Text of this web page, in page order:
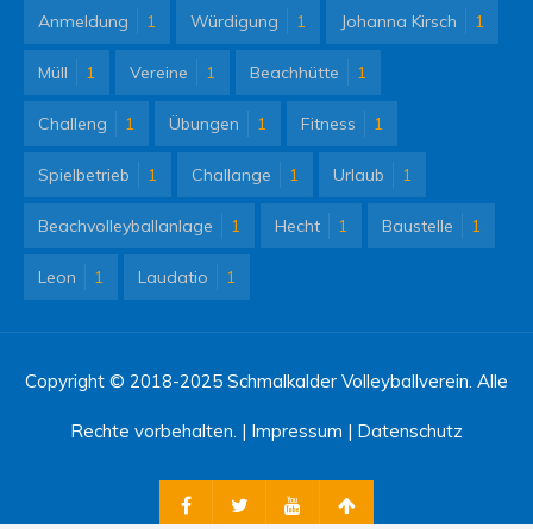
Anmeldung 1 Würdigung 1 Johanna Kirsch 1
Müll 1 Vereine 1 Beachhütte 1
Challeng 1 Übungen 1 Fitness 1
Spielbetrieb 1 Challange 1 Urlaub 1
Beachvolleyballanlage 1 Hecht 1 Baustelle 1
Leon 1 Laudatio 1
Copyright © 2018-2025 Schmalkalder Volleyballverein. Alle
Rechte vorbehalten. | Impressum | Datenschutz